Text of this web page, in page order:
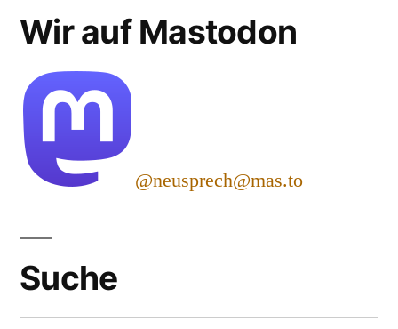
Wir auf Mastodon
@neusprech@mas.to
Suche